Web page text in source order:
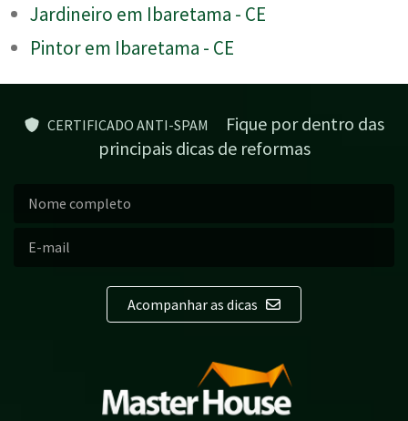
Jardineiro em Ibaretama - CE
Pintor em Ibaretama - CE
CERTIFICADO ANTI-SPAM
Fique por dentro das
principais dicas de reformas
Acompanhar as dicas